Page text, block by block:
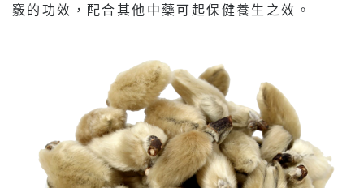
竅的功效，配合其他中藥可起保健養生之效。